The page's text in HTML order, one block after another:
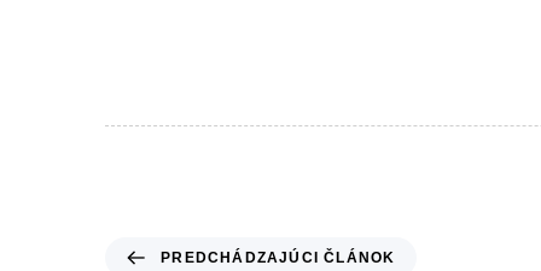
PREDCHÁDZAJÚCI ČLÁNOK